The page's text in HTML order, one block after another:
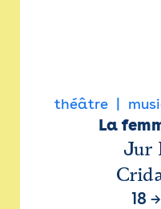
théâtre
La
Jur
18 →